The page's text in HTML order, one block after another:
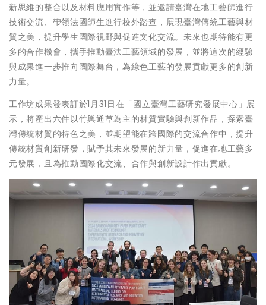
新思維的整合以及材料應用實作等，並邀請臺灣在地工藝師進行
技術交流、帶領法國師生進行校外踏查，展現臺灣傳統工藝與材
質之美，提升學生國際視野與促進文化交流。未來也期待能有更
多的合作機會，攜手推動臺法工藝領域的發展，並將這次的經驗
與成果進一步推向國際舞台，為綠色工藝的發展貢獻更多的創新
力量。
工作坊成果發表訂於1月31日在「國立臺灣工藝研究發展中心」展
示，將產出六件以竹輿通草為主的材質實驗與創新作品，探索臺
灣傳統材質的特色之美，並期望能在跨國際的交流合作中，提升
傳統材質創新研發，賦予其未來發展的新力量，促進在地工藝多
元發展，且為推動國際化交流、合作與創新設計作出貢獻。